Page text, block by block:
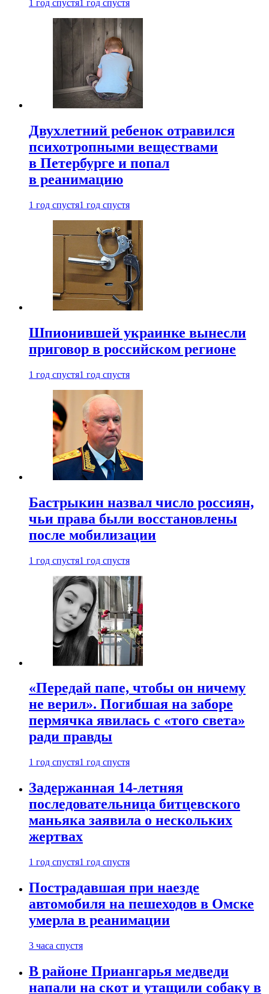
1 год спустя1 год спустя
Двухлетний ребенок отравился
психотропными веществами
в Петербурге и попал
в реанимацию
1 год спустя1 год спустя
Шпионившей украинке вынесли
приговор в российском регионе
1 год спустя1 год спустя
Бастрыкин назвал число россиян,
чьи права были восстановлены
после мобилизации
1 год спустя1 год спустя
«Передай папе, чтобы он ничему
не верил». Погибшая на заборе
пермячка явилась с «того света»
ради правды
1 год спустя1 год спустя
Задержанная 14-летняя
последовательница битцевского
маньяка заявила о нескольких
жертвах
1 год спустя1 год спустя
Пострадавшая при наезде
автомобиля на пешеходов в Омске
умерла в реанимации
3 часа спустя
В районе Приангарья медведи
напали на скот и утащили собаку в